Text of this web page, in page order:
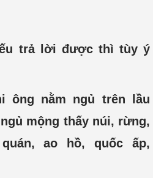
trả lời được thì tùy ý
ông nằm ngủ trên lầu
mộng thấy núi, rừng,
ao hồ, quốc ấp,